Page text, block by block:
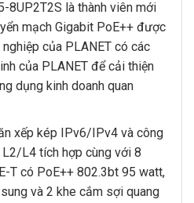
8UP2T2S là thành viên mới
mạch Gigabit PoE++ được
của PLANET có các
của PLANET để cải thiện
dụng kinh doanh quan
xếp kép IPv6/IPv4 và công
L4 tích hợp cùng với 8
T có PoE++ 802.3bt 95 watt,
và 2 khe cắm sợi quang